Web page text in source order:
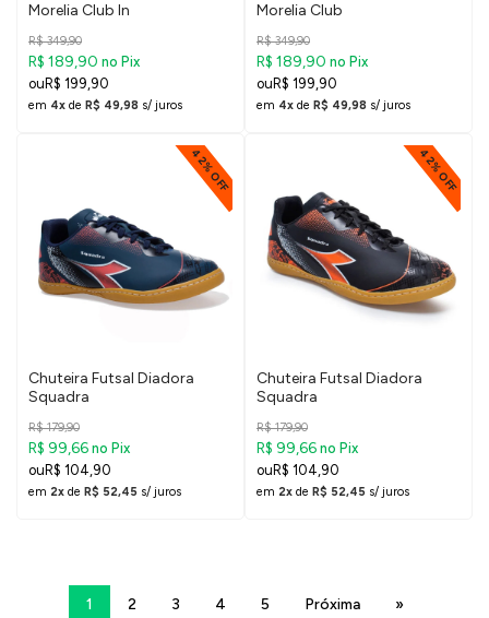
Morelia Club In
R$ 349,90
R$ 189,90 no Pix
R$ 199,90
em 4x de R$ 49,98 s/ juros
Morelia Club
R$ 349,90
R$ 189,90 no Pix
R$ 199,90
em 4x de R$ 49,98 s/ juros
42% OFF
Chuteira Futsal Diadora
Squadra
R$ 179,90
R$ 99,66 no Pix
R$ 104,90
em 2x de R$ 52,45 s/ juros
42% OFF
Chuteira Futsal Diadora
Squadra
R$ 179,90
R$ 99,66 no Pix
R$ 104,90
em 2x de R$ 52,45 s/ juros
1 2 3 4 5 Próxima »